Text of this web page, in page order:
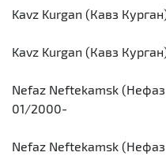
Kavz Kurgan (Кавз
Kavz Kurgan (Кавз
Nefaz Neftekamsk
01/2000-
Nefaz Neftekamsk